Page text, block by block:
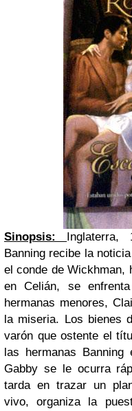
Sinopsis: Inglaterra,
Banning recibe la
el conde de Wickhman,
en Celián, se
hermanas menores,
la miseria. Los bienes
varón que ostente el
las hermanas
Gabby se le ocurra
tarda en trazar un
vivo, organiza la